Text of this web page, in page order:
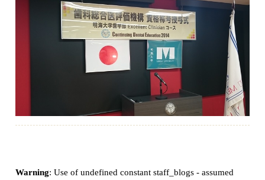
Warning: Use of undefined constant staff_blogs - assumed